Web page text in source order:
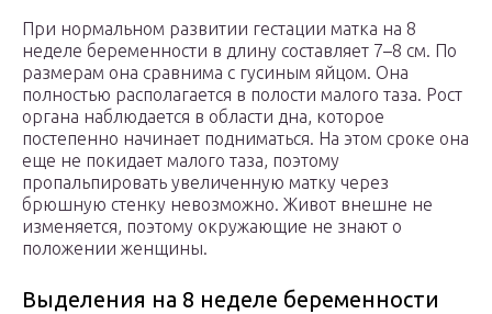
При нормальном развитии гестации матка на 8
неделе беременности в длину составляет 7–8 см. По
размерам она сравнима с гусиным яйцом. Она
полностью располагается в полости малого таза. Рост
органа наблюдается в области дна, которое
постепенно начинает подниматься. На этом сроке она
еще не покидает малого таза, поэтому
пропальпировать увеличенную матку через
брюшную стенку невозможно. Живот внешне не
изменяется, поэтому окружающие не знают о
положении женщины.
Выделения на 8 неделе беременности